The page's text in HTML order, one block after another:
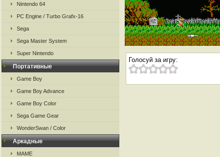
Nintendo 64
PC Engine / Turbo Grafx-16
Sega
Sega Master System
Super Nintendo
Портативные
Game Boy
Game Boy Advance
Game Boy Color
Sega Game Gear
WonderSwan / Color
Аркадные
MAME
Голосуй за игру: